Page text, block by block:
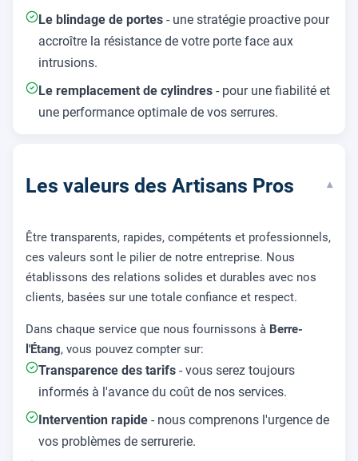
Le blindage de portes - une stratégie proactive pour
accroître la résistance de votre porte face aux
intrusions.
Le remplacement de cylindres - pour une fiabilité et
une performance optimale de vos serrures.
Les valeurs des Artisans Pros ▾
Être transparents, rapides, compétents et professionnels,
ces valeurs sont le pilier de notre entreprise. Nous
établissons des relations solides et durables avec nos
clients, basées sur une totale confiance et respect.
Dans chaque service que nous fournissons à Berre-
l'Étang, vous pouvez compter sur:
Transparence des tarifs - vous serez toujours
informés à l'avance du coût de nos services.
Intervention rapide - nous comprenons l'urgence de
vos problèmes de serrurerie.